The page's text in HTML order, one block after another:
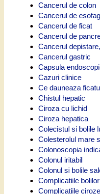
Cancerul de colon
Cancerul de esofag
Cancerul de ficat
Cancerul de
Cancerul
Cancerul gastric
Capsula
Cazuri clinice
Ce dauneaza
Chistul hepatic
Ciroza cu lichid
Ciroza hepatica
Colecistul si bolile
Colesterolul mare
Colonoscopia
Colonul iritabil
Colonul si bolile
Complicatiile
Complicatiile